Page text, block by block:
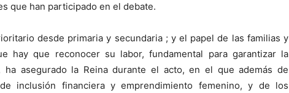
que han participado en el debate.
desde primaria y secundaria ; y el papel de las familias y
hay que reconocer su labor, fundamental para garantizar la
ha asegurado la Reina durante el acto, en el que además de
inclusión financiera y emprendimiento femenino, y de los